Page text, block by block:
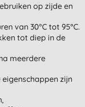
op zijde en
van 30°C tot 95°C.
tot diep in de
meerdere
zijn